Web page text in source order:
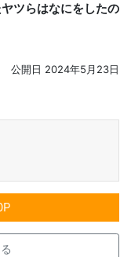
ツらはなにをしたの
公開日 2024年5月23日